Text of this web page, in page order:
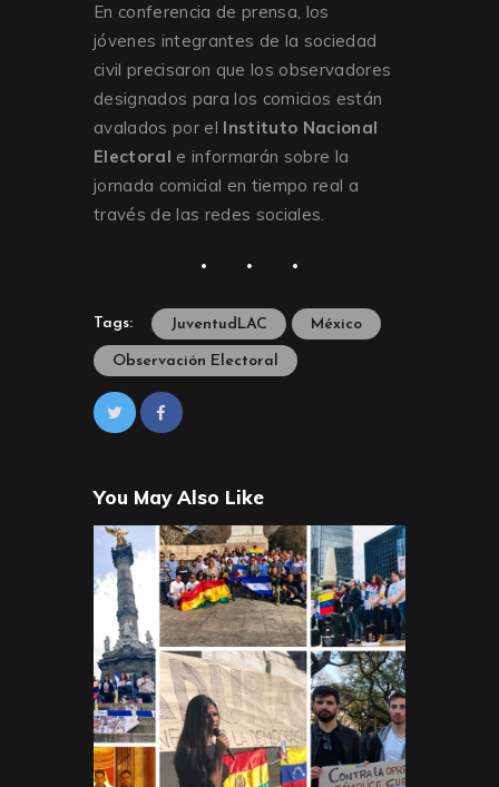
En conferencia de prensa, los
jóvenes integrantes de la sociedad
civil precisaron que los observadores
designados para los comicios están
avalados por el Instituto Nacional
Electoral e informarán sobre la
jornada comicial en tiempo real a
través de las redes sociales.
Tags: JuventudLAC México
Observación Electoral
You May Also Like